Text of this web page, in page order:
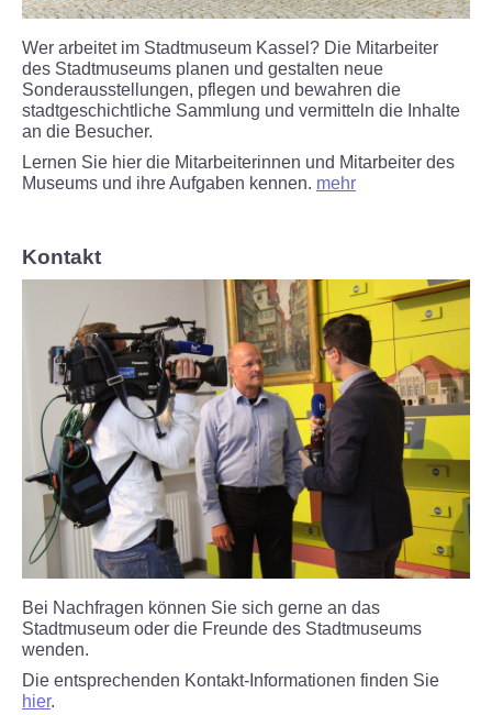
Wer arbeitet im Stadtmuseum Kassel? Die Mitarbeiter
des Stadtmuseums planen und gestalten neue
Sonderausstellungen, pflegen und bewahren die
stadtgeschichtliche Sammlung und vermitteln die Inhalte
an die Besucher.
Lernen Sie hier die Mitarbeiterinnen und Mitarbeiter des
Museums und ihre Aufgaben kennen. mehr
Kontakt
Bei Nachfragen können Sie sich gerne an das
Stadtmuseum oder die Freunde des Stadtmuseums
wenden.
Die entsprechenden Kontakt-Informationen finden Sie
hier.